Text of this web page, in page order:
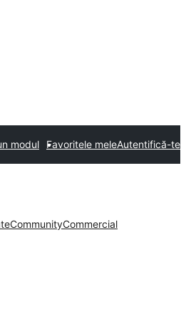
modul Favoritele meleAutentifică-te
CommunityCommercial